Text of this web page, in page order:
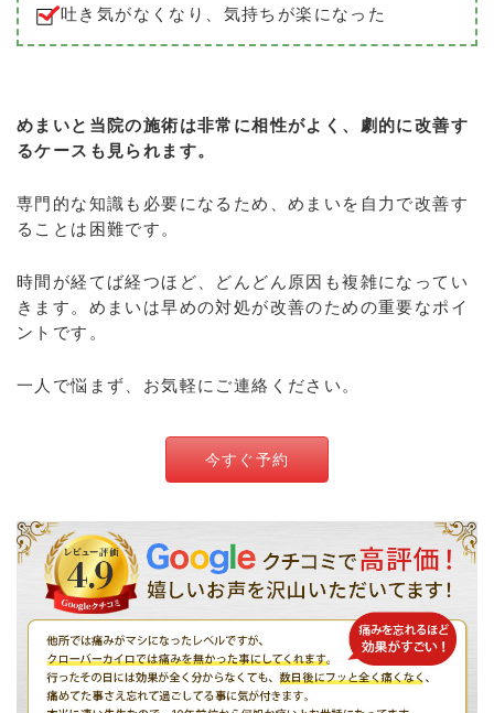
吐き気がなくなり、気持ちが楽になった
めまいと当院の施術は非常に相性がよく、劇的に改善す
るケースも見られます。
専門的な知識も必要になるため、めまいを自力で改善す
ることは困難です。
時間が経てば経つほど、どんどん原因も複雑になってい
きます。めまいは早めの対処が改善のための重要なポイ
ントです。
一人で悩まず、お気軽にご連絡ください。
今すぐ予約